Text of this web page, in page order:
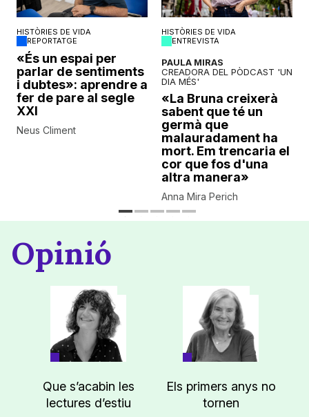
HISTÒRIES DE VIDA
REPORTATGE
«És un espai per
parlar de sentiments
i dubtes»: aprendre a
fer de pare al segle
XXI
Neus Climent
HISTÒRIES DE VIDA
ENTREVISTA
PAULA MIRAS
CREADORA DEL PÒDCAST 'UN
DIA MÉS'
«La Bruna creixerà
sabent que té un
germà que
malauradament ha
mort. Em trencaria el
cor que fos d'una
altra manera»
Anna Mira Perich
Opinió
Que s’acabin les
lectures d’estiu
Els primers anys no
tornen